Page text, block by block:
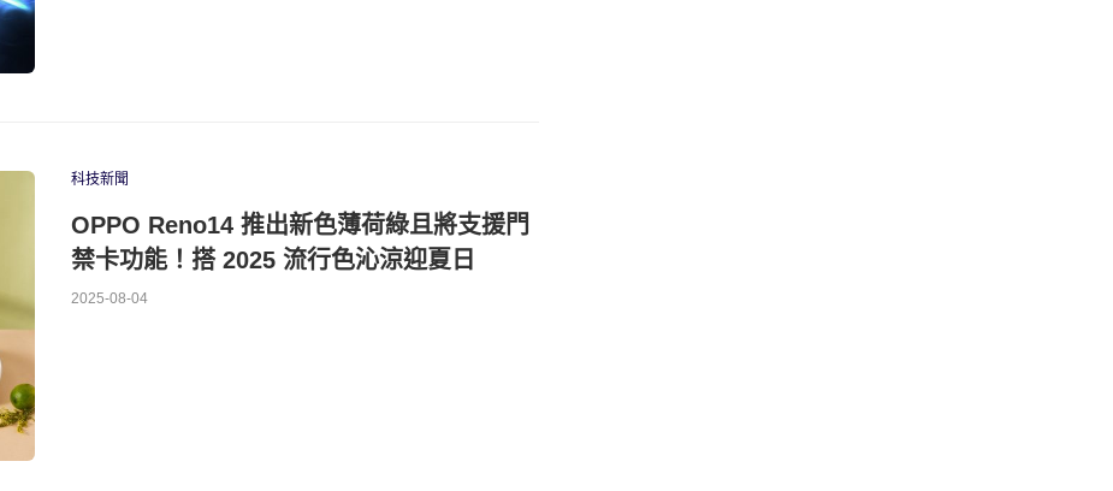
科技新聞
OPPO Reno14 推出新色薄荷綠且將支援門
禁卡功能！搭 2025 流行色沁涼迎夏日
2025-08-04